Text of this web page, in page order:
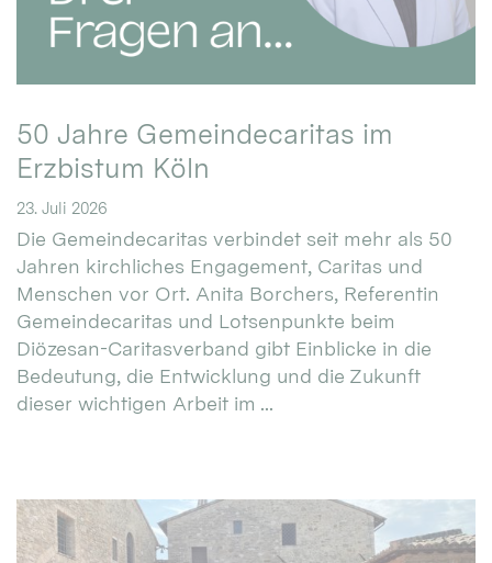
50 Jahre Gemeindecaritas im
Erzbistum Köln
23. Juli 2026
Die Gemeindecaritas verbindet seit mehr als 50
Jahren kirchliches Engagement, Caritas und
Menschen vor Ort. Anita Borchers, Referentin
Gemeindecaritas und Lotsenpunkte beim
Diözesan-Caritasverband gibt Einblicke in die
Bedeutung, die Entwicklung und die Zukunft
dieser wichtigen Arbeit im ...